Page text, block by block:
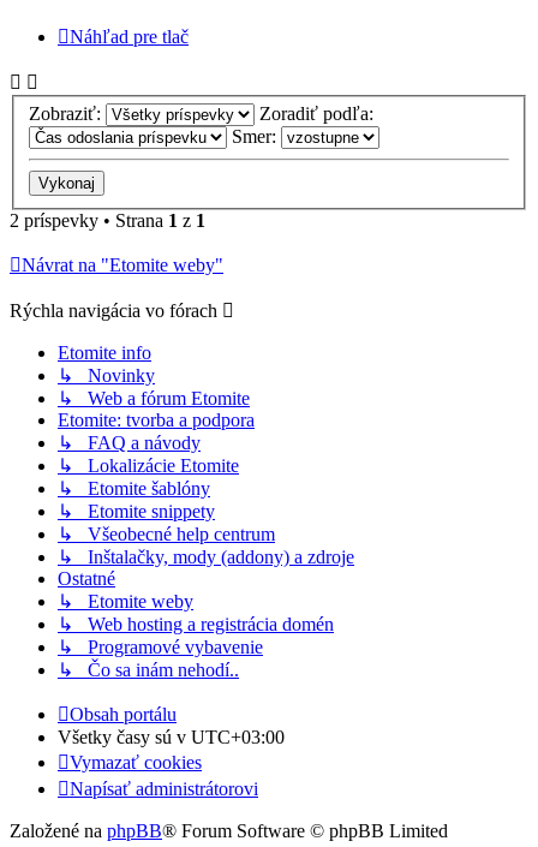
Náhľad pre tlač
Zobraziť:
Zoradiť podľa:
Smer:
2 príspevky • Strana 1 z 1
Návrat na "Etomite weby"
Rýchla navigácia vo fórach
Etomite info
↳ Novinky
↳ Web a fórum Etomite
Etomite: tvorba a podpora
↳ FAQ a návody
↳ Lokalizácie Etomite
↳ Etomite šablóny
↳ Etomite snippety
↳ Všeobecné help centrum
↳ Inštalačky, mody (addony) a zdroje
Ostatné
↳ Etomite weby
↳ Web hosting a registrácia domén
↳ Programové vybavenie
↳ Čo sa inám nehodí..
Obsah portálu
Všetky časy sú v UTC+03:00
Vymazať cookies
Napísať administrátorovi
Založené na phpBB® Forum Software © phpBB Limited